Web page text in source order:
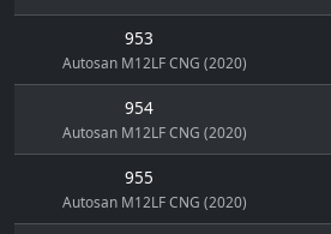
953
Autosan M12LF CNG (2020)
954
Autosan M12LF CNG (2020)
955
Autosan M12LF CNG (2020)